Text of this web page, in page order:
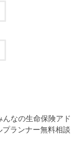
んなの生命保険アド
ランナー無料相談